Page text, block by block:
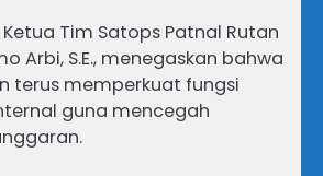
Tim Satops Patnal Rutan
Arbi, S.E., menegaskan bahwa
terus memperkuat fungsi
guna mencegah